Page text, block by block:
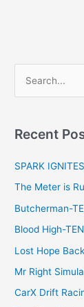
r
h
f
o
Recent
SPARK
The Meter is
Butcherman-
Blood High-
Lost Hope
Mr Right
CarX Drift